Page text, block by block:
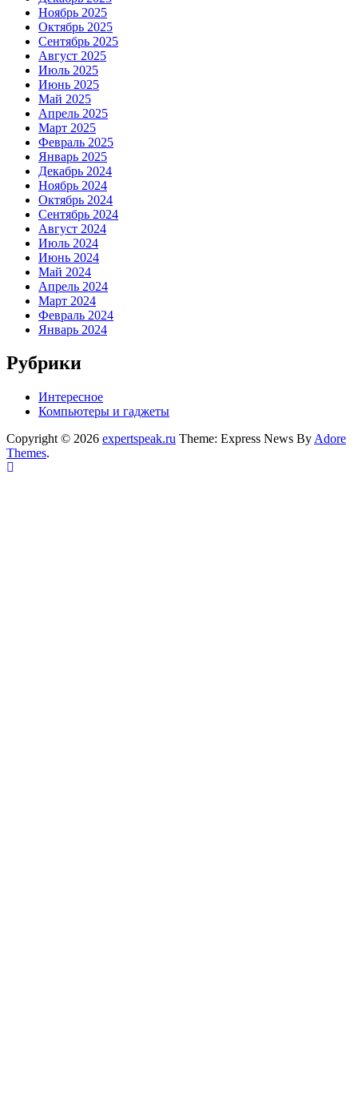
Ноябрь 2025
Октябрь 2025
Сентябрь 2025
Август 2025
Июль 2025
Июнь 2025
Май 2025
Апрель 2025
Март 2025
Февраль 2025
Январь 2025
Декабрь 2024
Ноябрь 2024
Октябрь 2024
Сентябрь 2024
Август 2024
Июль 2024
Июнь 2024
Май 2024
Апрель 2024
Март 2024
Февраль 2024
Январь 2024
Рубрики
Интересное
Компьютеры и гаджеты
Copyright © 2026 expertspeak.ru Theme: Express News By Adore
Themes.